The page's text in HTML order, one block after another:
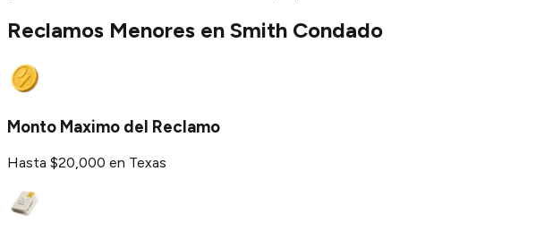
Reclamos Menores en Smith Condado
Monto Maximo del Reclamo
Hasta $20,000 en Texas